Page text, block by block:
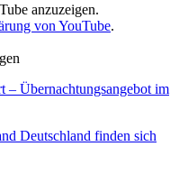
anzuzeigen.
von YouTube.
Übernachtungsangebot im
Deutschland finden sich